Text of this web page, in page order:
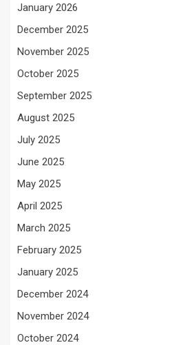
January 2026
December 2025
November 2025
October 2025
September 2025
August 2025
July 2025
June 2025
May 2025
April 2025
March 2025
February 2025
January 2025
December 2024
November 2024
October 2024